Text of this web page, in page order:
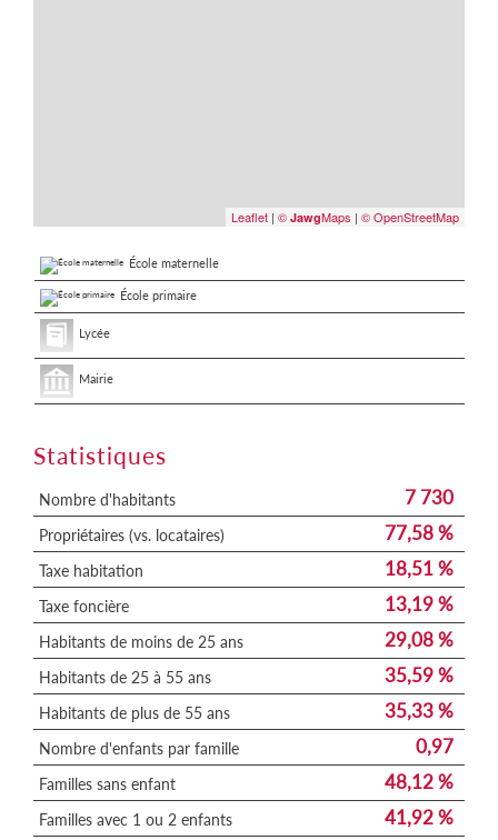
Leaflet | © JawgMaps | © OpenStreetMap
École maternelle
École primaire
Lycée
Mairie
Statistiques
Nombre d'habitants 7 730
Propriétaires (vs. locataires) 77,58 %
Taxe habitation 18,51 %
Taxe foncière 13,19 %
Habitants de moins de 25 ans 29,08 %
Habitants de 25 à 55 ans 35,59 %
Habitants de plus de 55 ans 35,33 %
Nombre d'enfants par famille 0,97
Familles sans enfant 48,12 %
Familles avec 1 ou 2 enfants 41,92 %